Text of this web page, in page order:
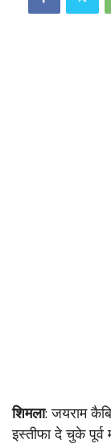
शिमला: जयराम
इस्तीफा दे चुके पूर्व